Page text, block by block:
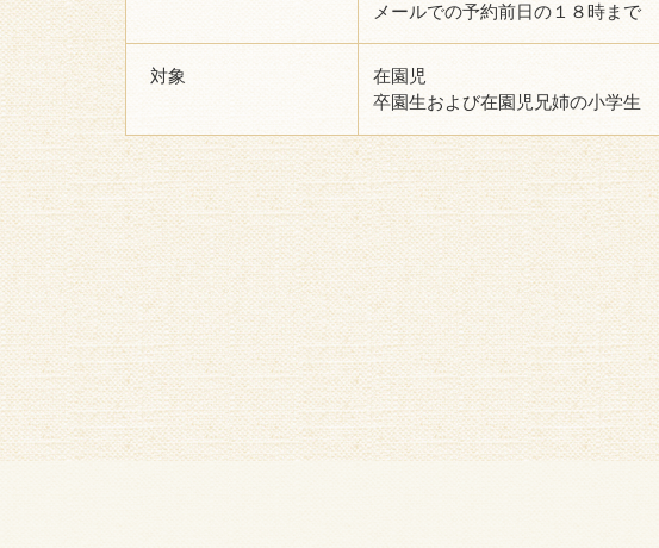
メールでの予約前日の１８時まで
対象
在園児
卒園生および在園児兄姉の小学生